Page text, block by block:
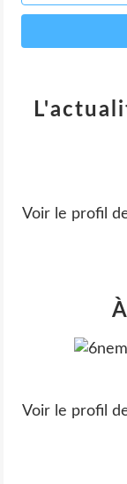
Voir le profil
Voir le profil